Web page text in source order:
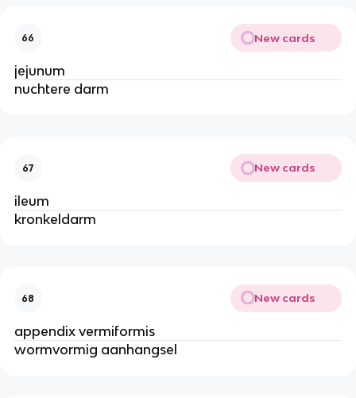
66 New cards
jejunum
nuchtere darm
67 New cards
ileum
kronkeldarm
68 New cards
appendix vermiformis
wormvormig aanhangsel